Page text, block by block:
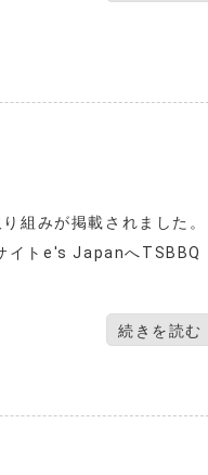
組みが掲載されました。
イトe's JapanへTSBBQ
続きを読む